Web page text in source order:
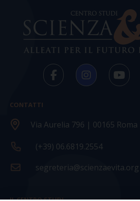
CONTATTI
Via Aurelia 796 | 00165 Roma
(+39) 06.6819.2554
segreteria@scienzaevita.org